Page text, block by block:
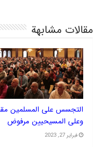
مقالات مشابهة
التجسس على المسلمين
وعلى المسيحيين مرفوض
فبراير 27, 2023